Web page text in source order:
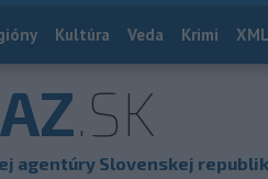
Kultúra Veda Krimi
.SK
agentúry Slovenskej